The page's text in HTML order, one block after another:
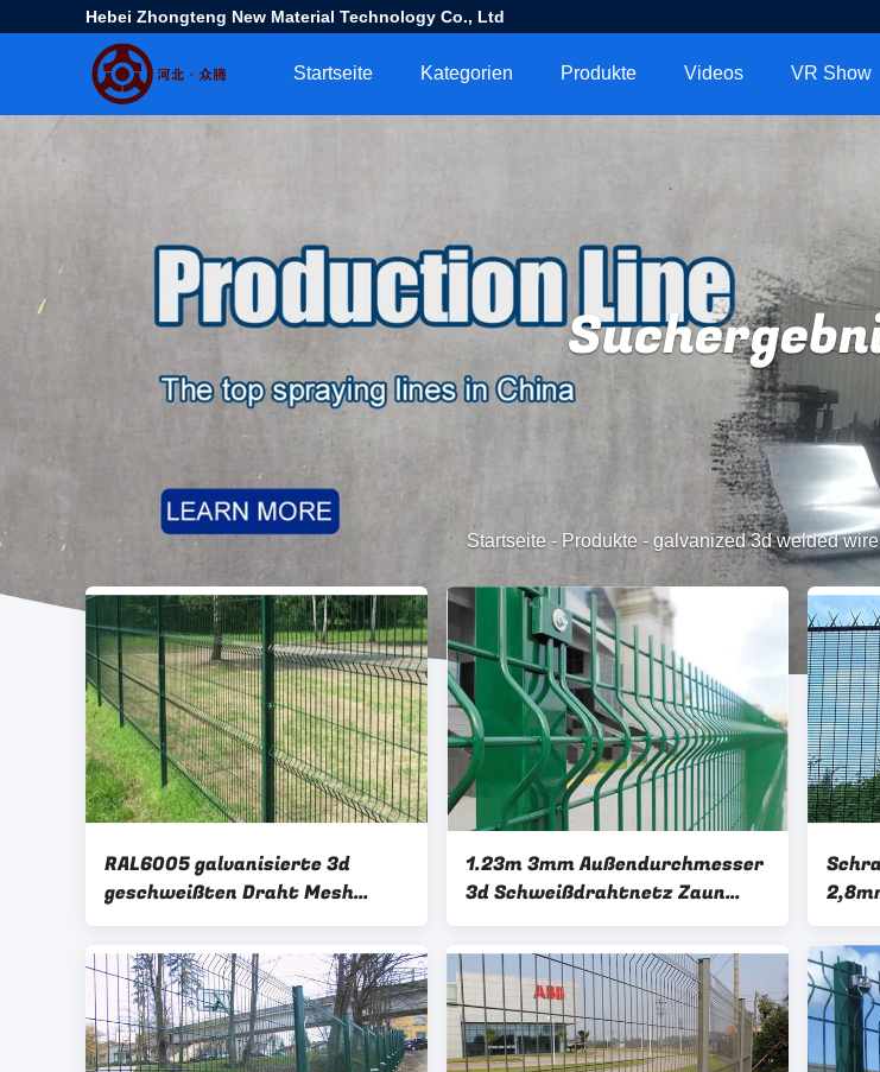
Hebei Zhongteng New Material Technology Co., Ltd
Startseite Kategorien Produkte Videos VR Show
Startseite - Produkte - galvanized 3d welded
RAL6005 galvanisierte 3d
geschweißten Draht Mesh
Fence, den PVC 3d Draht Mesh
Panels beschichtete
1.23m 3mm Außendurchmesser
3d Schweißdrahtnetz Zaun
Pulver beschichtet